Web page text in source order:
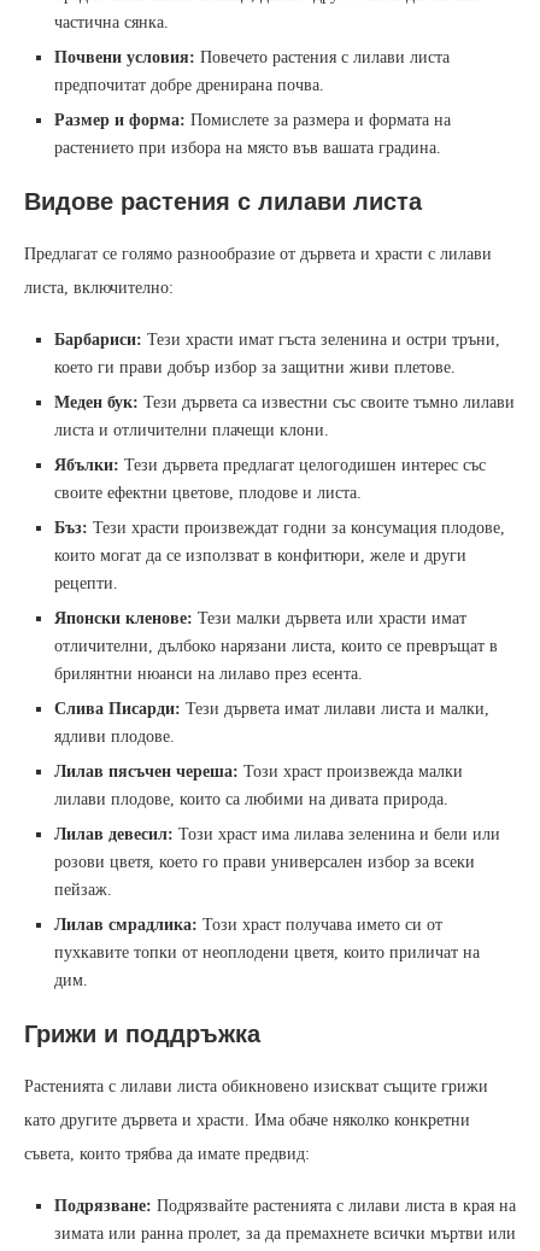
частична сянка.
Почвени условия: Повечето растения с лилави листа
предпочитат добре дренирана почва.
Размер и форма: Помислете за размера и формата на
растението при избора на място във вашата градина.
Видове растения с лилави листа
Предлагат се голямо разнообразие от дървета и храсти с лилави
листа, включително:
Барбариси: Тези храсти имат гъста зеленина и остри тръни,
което ги прави добър избор за защитни живи плетове.
Меден бук: Тези дървета са известни със своите тъмно лилави
листа и отличителни плачещи клони.
Ябълки: Тези дървета предлагат целогодишен интерес със
своите ефектни цветове, плодове и листа.
Бъз: Тези храсти произвеждат годни за консумация плодове,
които могат да се използват в конфитюри, желе и други
рецепти.
Японски кленове: Тези малки дървета или храсти имат
отличителни, дълбоко нарязани листа, които се превръщат в
брилянтни нюанси на лилаво през есента.
Слива Писарди: Тези дървета имат лилави листа и малки,
ядливи плодове.
Лилав пясъчен череша: Този храст произвежда малки
лилави плодове, които са любими на дивата природа.
Лилав девесил: Този храст има лилава зеленина и бели или
розови цветя, което го прави универсален избор за всеки
пейзаж.
Лилав смрадлика: Този храст получава името си от
пухкавите топки от неоплодени цветя, които приличат на
дим.
Грижи и поддръжка
Растенията с лилави листа обикновено изискват същите грижи
като другите дървета и храсти. Има обаче няколко конкретни
съвета, които трябва да имате предвид:
Подрязване: Подрязвайте растенията с лилави листа в края на
зимата или ранна пролет, за да премахнете всички мъртви или